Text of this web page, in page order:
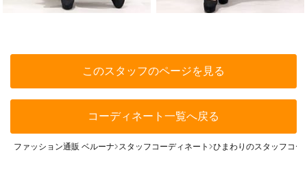
このスタッフのページを見る
コーディネート一覧へ戻る
ファッション通販 ベルーナ スタッフコーディネート ひまわりのスタッフコー